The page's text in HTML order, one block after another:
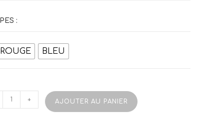
:
ROUGE BLEU
+ AJOUTER AU PANIER